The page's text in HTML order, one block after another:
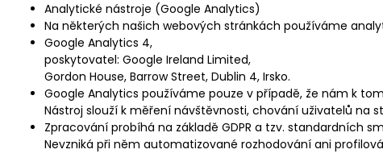
Analytické nástroje (Google Analytics)
Na některých našich webových stránkách používáme
Google Analytics 4,
poskytovatel: Google Ireland Limited,
Gordon House, Barrow Street, Dublin 4, Irsko.
Google Analytics používáme pouze v případě, že nám k
Nástroj slouží k měření návštěvnosti, chování uživatelů na
Zpracování probíhá na základě GDPR a tzv. standardních
Nevzniká při něm automatizované rozhodování ani